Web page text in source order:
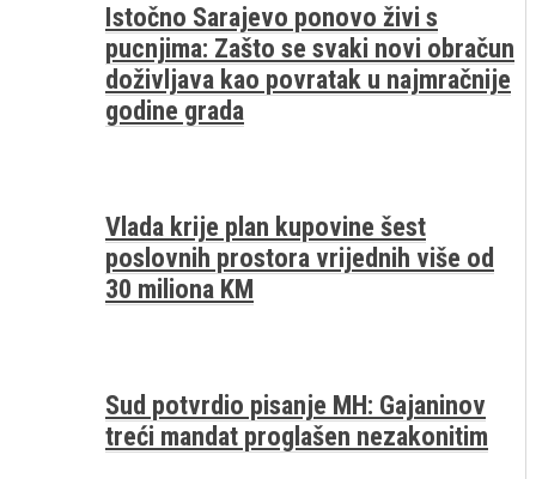
Istočno Sarajevo ponovo živi s
pucnjima: Zašto se svaki novi obračun
doživljava kao povratak u najmračnije
godine grada
Vlada krije plan kupovine šest
poslovnih prostora vrijednih više od
30 miliona KM
Sud potvrdio pisanje MH: Gajaninov
treći mandat proglašen nezakonitim